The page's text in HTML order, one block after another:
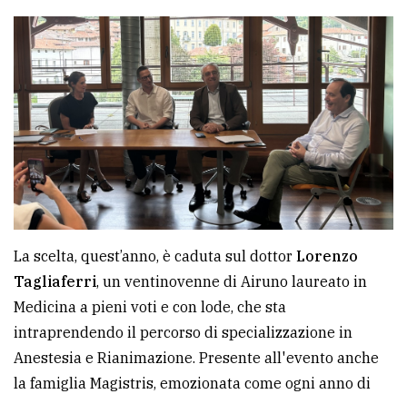
LE
ALTRE
TESTATE
PRIVACY
Privacy
policy
Cookie
policy
La scelta, quest’anno, è caduta sul dottor Lorenzo
Tagliaferri, un ventinovenne di Airuno laureato in
Medicina a pieni voti e con lode, che sta
intraprendendo il percorso di specializzazione in
Anestesia e Rianimazione. Presente all'evento anche
la famiglia Magistris, emozionata come ogni anno di